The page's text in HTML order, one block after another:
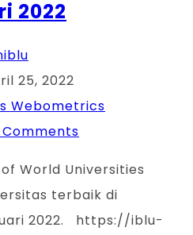
2022
25, 2022
Webometrics
World Universities
terbaik di
2022. https://iblu-